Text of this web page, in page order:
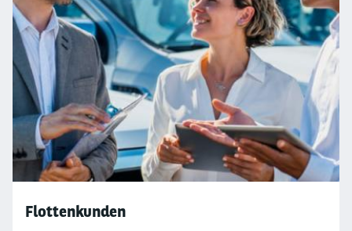
Flottenkunden